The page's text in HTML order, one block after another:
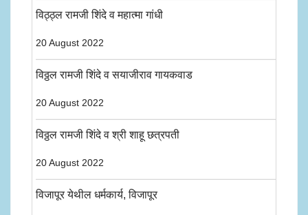
विठ्ठ्ल रामजी शिंदे व महात्मा गांधी
20 August 2022
विठ्ठल रामजी शिंदे व सयाजीराव गायकवाड
20 August 2022
विठ्ठल रामजी शिंदे व श्री शाहू छत्रपती
20 August 2022
विजापूर येथील धर्मकार्य, विजापूर